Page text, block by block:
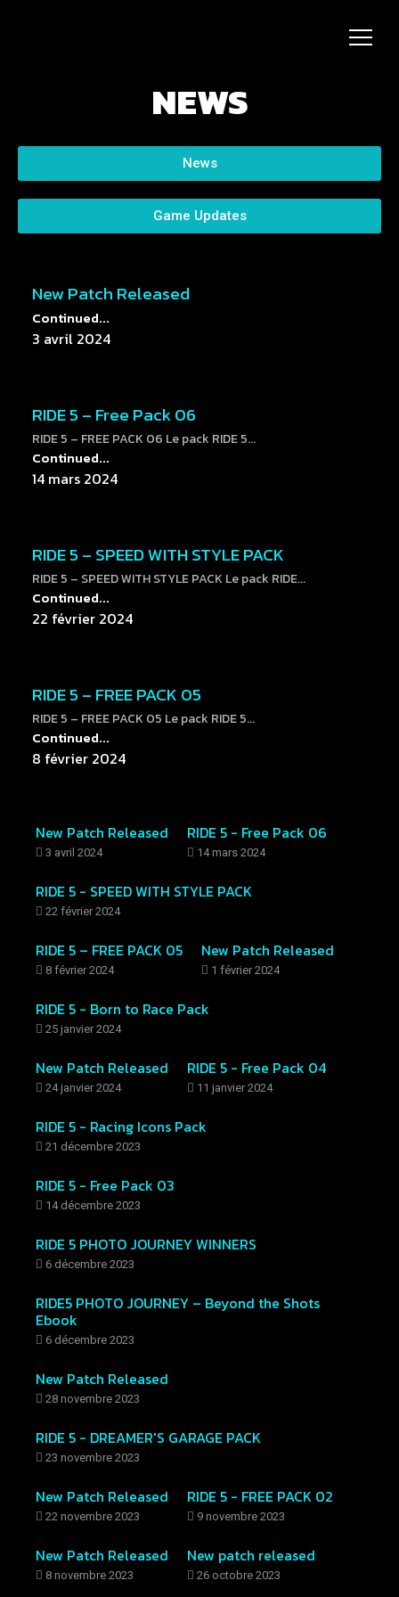
NEWS
News
Game Updates
New Patch Released
Continued...
3 avril 2024
RIDE 5 – Free Pack 06
RIDE 5 – FREE PACK 06 Le pack RIDE 5...
Continued...
14 mars 2024
RIDE 5 – SPEED WITH STYLE PACK
RIDE 5 – SPEED WITH STYLE PACK Le pack RIDE...
Continued...
22 février 2024
RIDE 5 – FREE PACK 05
RIDE 5 – FREE PACK 05 Le pack RIDE 5...
Continued...
8 février 2024
New Patch Released
3 avril 2024
RIDE 5 - Free Pack 06
14 mars 2024
RIDE 5 - SPEED WITH STYLE PACK
22 février 2024
RIDE 5 – FREE PACK 05
8 février 2024
New Patch Released
1 février 2024
RIDE 5 - Born to Race Pack
25 janvier 2024
New Patch Released
24 janvier 2024
RIDE 5 - Free Pack 04
11 janvier 2024
RIDE 5 - Racing Icons Pack
21 décembre 2023
RIDE 5 - Free Pack 03
14 décembre 2023
RIDE 5 PHOTO JOURNEY WINNERS
6 décembre 2023
RIDE5 PHOTO JOURNEY – Beyond the Shots
Ebook
6 décembre 2023
New Patch Released
28 novembre 2023
RIDE 5 - DREAMER'S GARAGE PACK
23 novembre 2023
New Patch Released
22 novembre 2023
RIDE 5 - FREE PACK 02
9 novembre 2023
New Patch Released
8 novembre 2023
New patch released
26 octobre 2023